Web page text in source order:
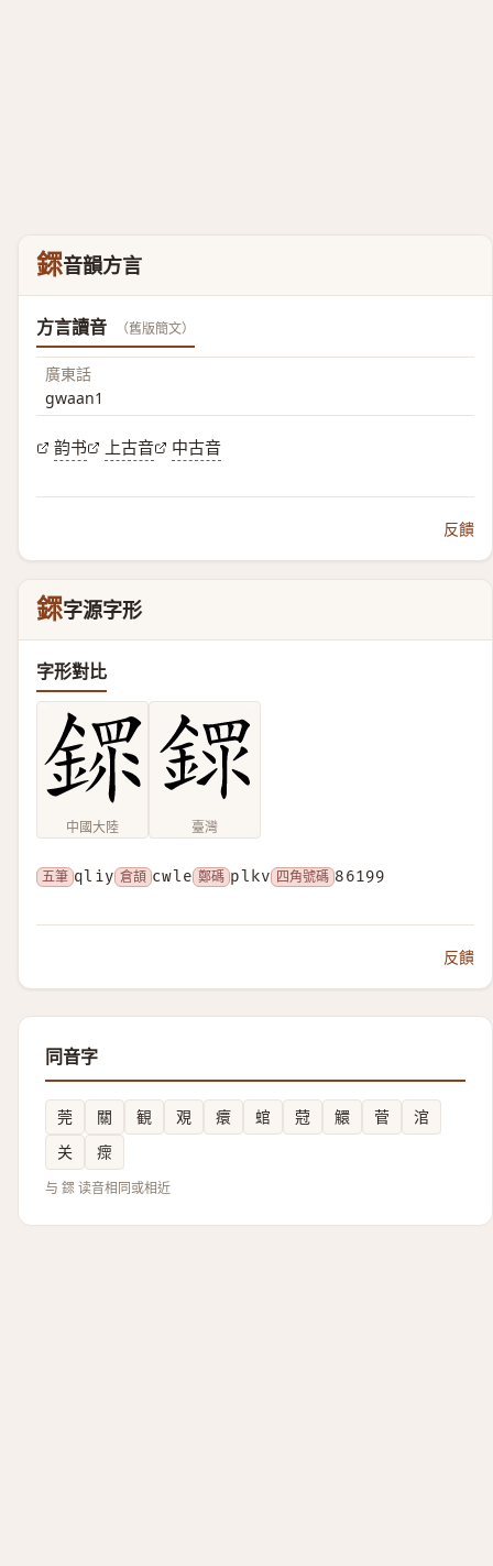
䤽音韻方言
方言讀音 （舊版簡文）
廣東話
gwaan1
韵书 上古音 中古音
反饋
䤽字源字形
字形對比
中國大陸 臺灣
五筆 qliy 倉頡 cwle 鄭碼 plkv 四角號碼 86199
反饋
同音字
莞 關 観 覌 癏 䗆 蒄 䚪 菅
涫
关
瘝
与 䤽 读音相同或相近